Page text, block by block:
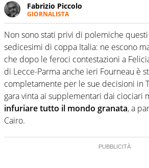
Fabrizio Piccolo
GIORNALISTA
Nella sua carriera ha seguito
sportive e collaborato con agenzie
competenza, conoscenza e
prevalentemente di calcio
Non sono stati privi di polemiche
sedicesimi di coppa Italia: ne escono
che dopo le feroci contestazioni a
di Lecce-Parma anche ieri Fourneau è
completamente per le sue decisioni in
gara vinta ai supplementari dai ciociari
infuriare tutto il mondo granata, a
Cairo.